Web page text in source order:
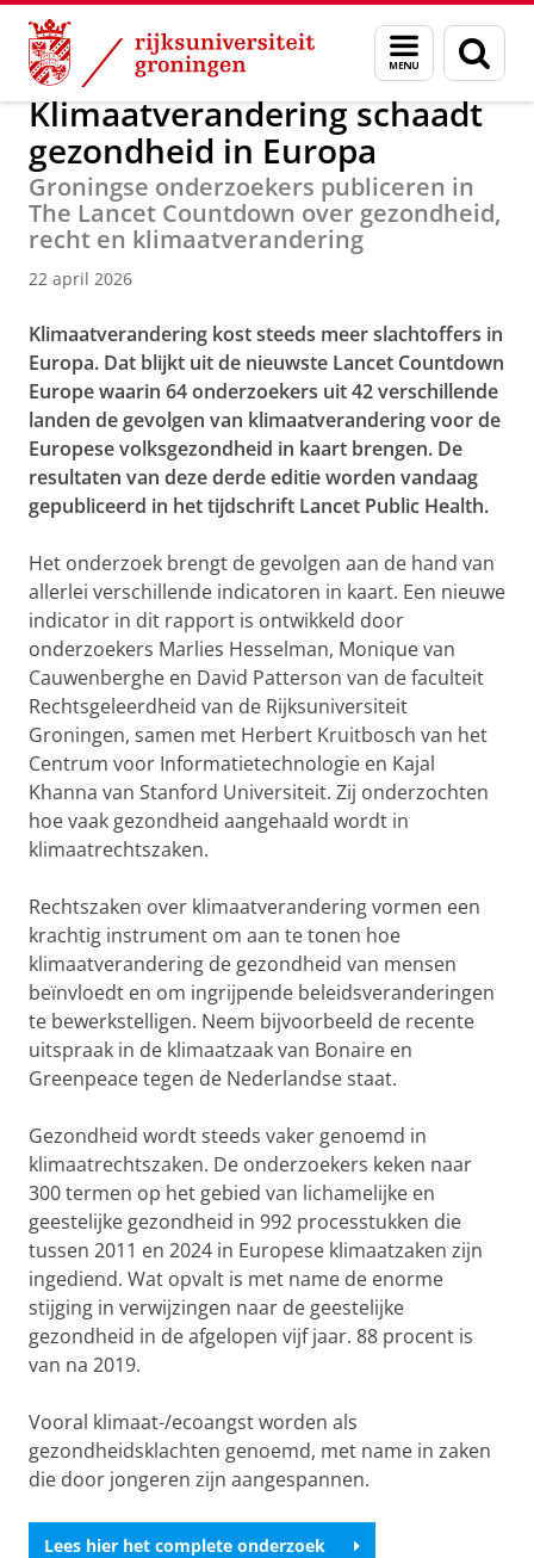
Skip
Content
Skip
Navigation
Menu
en
zoeken
Over ons Nieuwsarchief
Klimaatverandering schaadt
gezondheid in Europa
Groningse onderzoekers publiceren in
The Lancet Countdown over gezondheid,
recht en klimaatverandering
22 april 2026
Klimaatverandering kost steeds meer slachtoffers in
Europa. Dat blijkt uit de nieuwste Lancet Countdown
Europe waarin 64 onderzoekers uit 42 verschillende
landen de gevolgen van klimaatverandering voor de
Europese volksgezondheid in kaart brengen. De
resultaten van deze derde editie worden vandaag
gepubliceerd in het tijdschrift Lancet Public Health.
Het onderzoek brengt de gevolgen aan de hand van
allerlei verschillende indicatoren in kaart. Een nieuwe
indicator in dit rapport is ontwikkeld door
onderzoekers Marlies Hesselman, Monique van
Cauwenberghe en David Patterson van de faculteit
Rechtsgeleerdheid van de Rijksuniversiteit
Groningen, samen met Herbert Kruitbosch van het
Centrum voor Informatietechnologie en Kajal
Khanna van Stanford Universiteit. Zij onderzochten
hoe vaak gezondheid aangehaald wordt in
klimaatrechtszaken.
Rechtszaken over klimaatverandering vormen een
krachtig instrument om aan te tonen hoe
klimaatverandering de gezondheid van mensen
beïnvloedt en om ingrijpende beleidsveranderingen
te bewerkstelligen. Neem bijvoorbeeld de recente
uitspraak in de klimaatzaak van Bonaire en
Greenpeace tegen de Nederlandse staat.
Gezondheid wordt steeds vaker genoemd in
klimaatrechtszaken. De onderzoekers keken naar
300 termen op het gebied van lichamelijke en
geestelijke gezondheid in 992 processtukken die
tussen 2011 en 2024 in Europese klimaatzaken zijn
ingediend. Wat opvalt is met name de enorme
stijging in verwijzingen naar de geestelijke
gezondheid in de afgelopen vijf jaar. 88 procent is
van na 2019.
Vooral klimaat-/ecoangst worden als
gezondheidsklachten genoemd, met name in zaken
die door jongeren zijn aangespannen.
Lees hier het complete onderzoek